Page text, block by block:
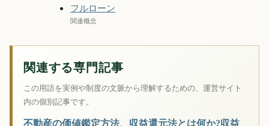
フルローン
関連概念
関連する専門記事
この用語を実例や制度の文脈から理解するための、運営サイト
内の個別記事です。
不動産の価値鑑定方法、収益還元法とは何か?収益